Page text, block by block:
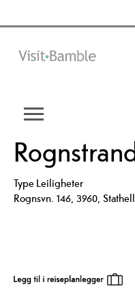
TypeLeiligheter
Rognsvn. 146, 3960,